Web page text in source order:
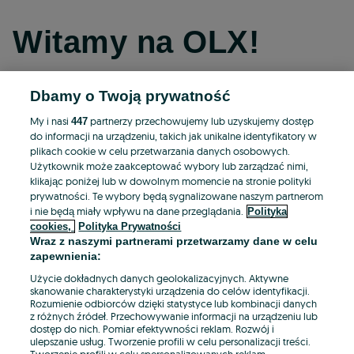
Witamy na OLX!
Kontynuuj przez Facebooka
Kontynuuj przez konto Apple
Kontynuuj przez konto Google
LUB
E-mail
Dbamy o Twoją prywatność
My i nasi447 partnerzy przechowujemy lub uzyskujemy dostęp
do informacji na urządzeniu, takich jak unikalne identyfikatory w
plikach cookie w celu przetwarzania danych osobowych.
Użytkownik może zaakceptować wybory lub zarządzać nimi,
klikając poniżej lub w dowolnym momencie na stronie polityki
prywatności. Te wybory będą sygnalizowane naszym partnerom
i nie będą miały wpływu na dane przeglądania.
Polityka
cookies,
Polityka Prywatności
Wraz z naszymi partnerami przetwarzamy dane w celu
zapewnienia:
Użycie dokładnych danych geolokalizacyjnych. Aktywne
skanowanie charakterystyki urządzenia do celów identyfikacji.
Rozumienie odbiorców dzięki statystyce lub kombinacji danych
z różnych źródeł. Przechowywanie informacji na urządzeniu lub
dostęp do nich. Pomiar efektywności reklam. Rozwój i
ulepszanie usług. Tworzenie profili w celu personalizacji treści.